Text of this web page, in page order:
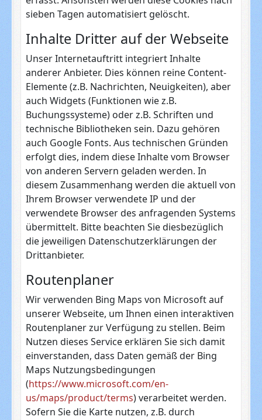
sieben Tagen automatisiert gelöscht.
Inhalte Dritter auf der Webseite
Unser Internetauftritt integriert Inhalte
anderer Anbieter. Dies können reine Content-
Elemente (z.B. Nachrichten, Neuigkeiten), aber
auch Widgets (Funktionen wie z.B.
Buchungssysteme) oder z.B. Schriften und
technische Bibliotheken sein. Dazu gehören
auch Google Fonts. Aus technischen Gründen
erfolgt dies, indem diese Inhalte vom Browser
von anderen Servern geladen werden. In
diesem Zusammenhang werden die aktuell von
Ihrem Browser verwendete IP und der
verwendete Browser des anfragenden Systems
übermittelt. Bitte beachten Sie diesbezüglich
die jeweiligen Datenschutzerklärungen der
Drittanbieter.
Routenplaner
Wir verwenden Bing Maps von Microsoft auf
unserer Webseite, um Ihnen einen interaktiven
Routenplaner zur Verfügung zu stellen. Beim
Nutzen dieses Service erklären Sie sich damit
einverstanden, dass Daten gemäß der Bing
Maps Nutzungsbedingungen
(https://www.microsoft.com/en-
us/maps/product/terms) verarbeitet werden.
Sofern Sie die Karte nutzen, z.B. durch